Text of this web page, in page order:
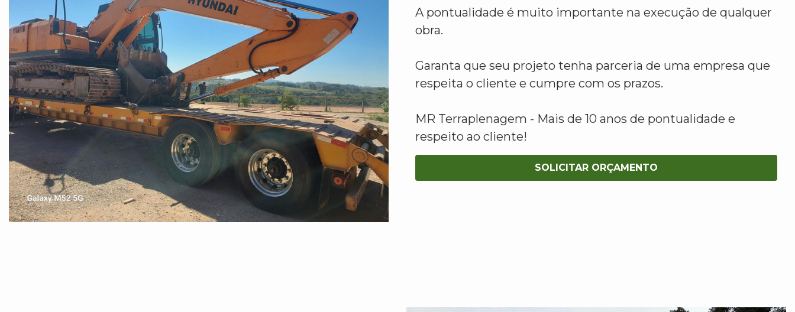
A pontualidade é muito importante na execução de qualquer
obra.
Garanta que seu projeto tenha parceria de uma empresa que
respeita o cliente e cumpre com os prazos.
MR Terraplenagem - Mais de 10 anos de pontualidade e
respeito ao cliente!
SOLICITAR ORÇAMENTO